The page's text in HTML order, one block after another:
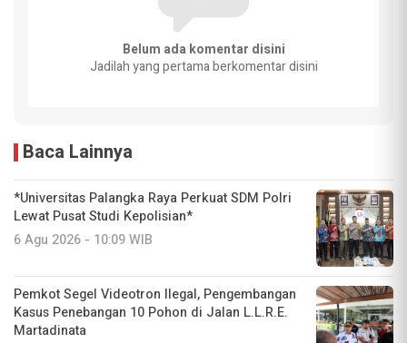
Belum ada komentar disini
Jadilah yang pertama berkomentar disini
Baca Lainnya
*Universitas Palangka Raya Perkuat SDM Polri
Lewat Pusat Studi Kepolisian*
6 Agu 2026 - 10:09 WIB
Pemkot Segel Videotron Ilegal, Pengembangan
Kasus Penebangan 10 Pohon di Jalan L.L.R.E.
Martadinata